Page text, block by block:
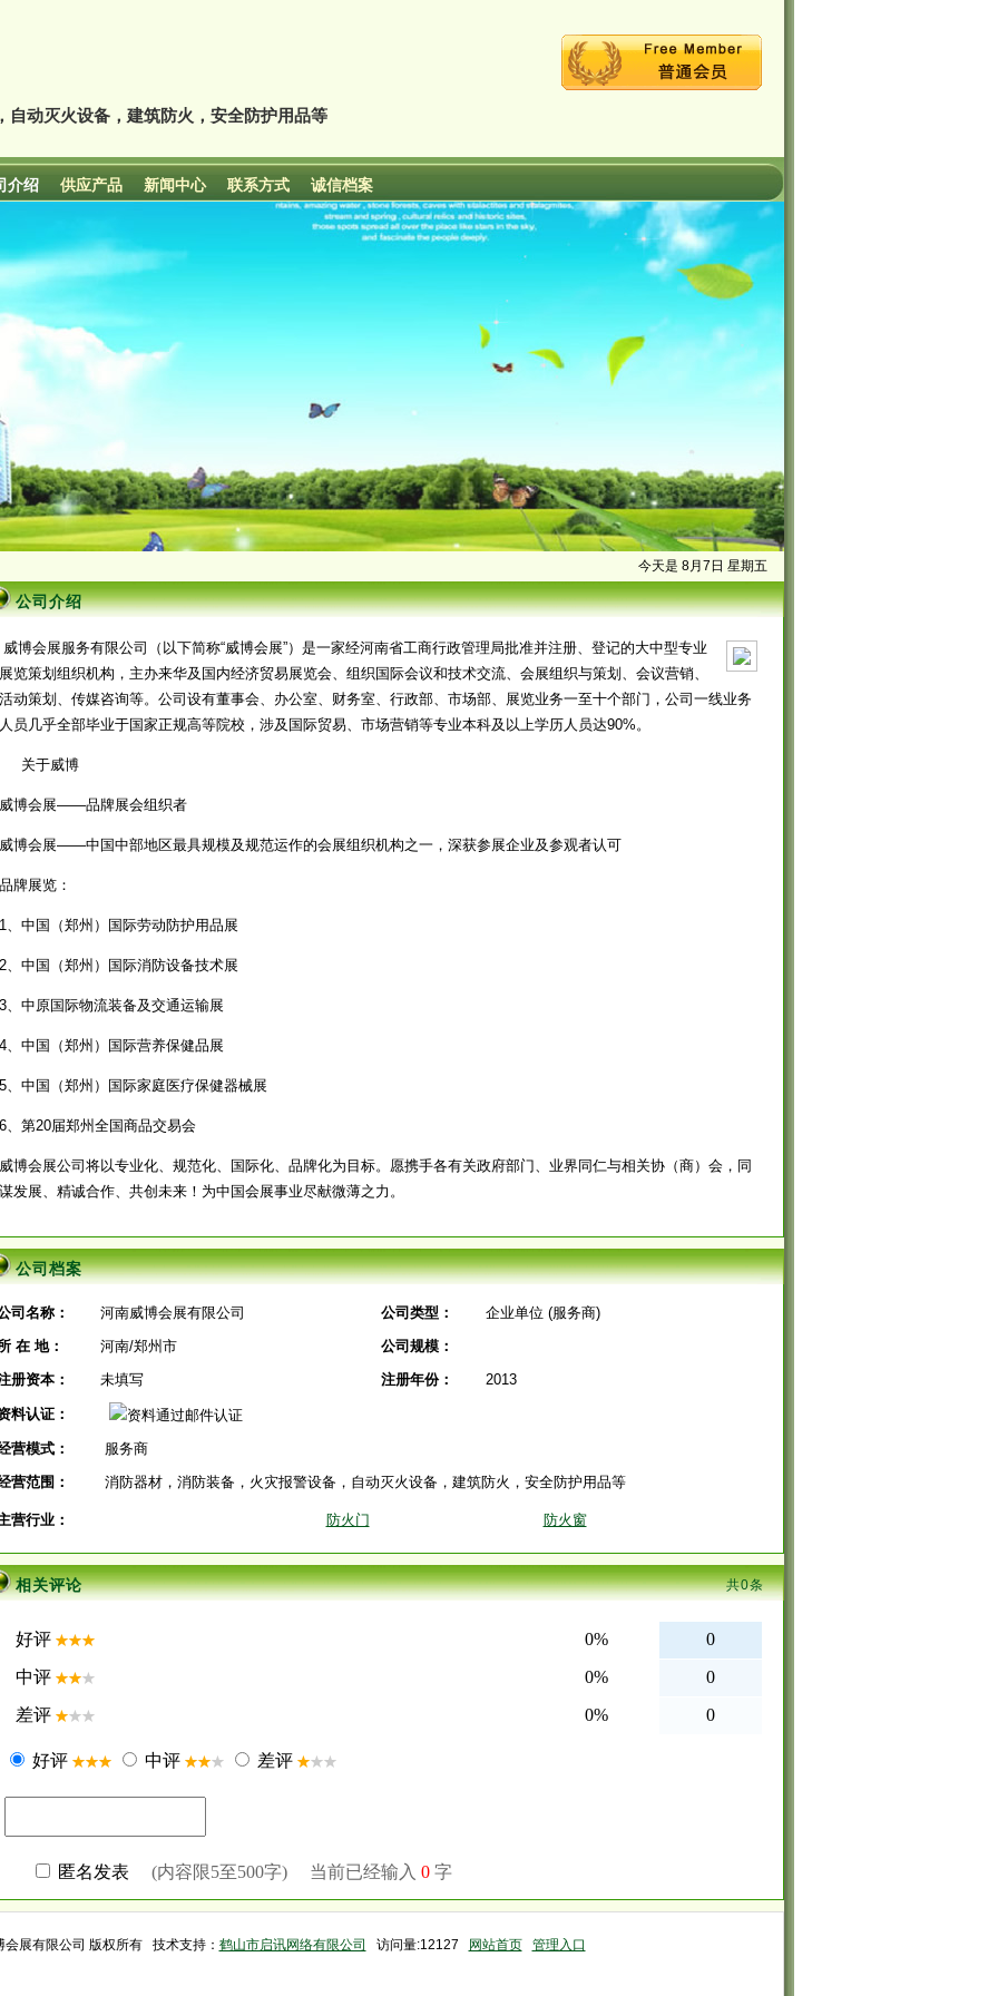
自动灭火设备，建筑防火，安全防护用品等
介绍 供应产品 新闻中心 联系方式 诚信档案
今天是 8月7日 星期五
公司介绍
博会展服务有限公司（以下简称“威博会展”）是一家经河南省工商行政管理局批准并注册、登记的大中型专业
览策划组织机构，主办来华及国内经济贸易展览会、组织国际会议和技术交流、会展组织与策划、会议营销、
动策划、传媒咨询等。公司设有董事会、办公室、财务室、行政部、市场部、展览业务一至十个部门，公司一线业务
员几乎全部毕业于国家正规高等院校，涉及国际贸易、市场营销等专业本科及以上学历人员达90%。
于威博
博会展——品牌展会组织者
博会展——中国中部地区最具规模及规范运作的会展组织机构之一，深获参展企业及参观者认可
牌展览：
、中国（郑州）国际劳动防护用品展
、中国（郑州）国际消防设备技术展
、中原国际物流装备及交通运输展
、中国（郑州）国际营养保健品展
、中国（郑州）国际家庭医疗保健器械展
、第20届郑州全国商品交易会
博会展公司将以专业化、规范化、国际化、品牌化为目标。愿携手各有关政府部门、业界同仁与相关协（商）会，同
发展、精诚合作、共创未来！为中国会展事业尽献微薄之力。
公司档案
司名称： 河南威博会展有限公司 公司类型：
企业单位 (服务商)
在 地：
河南/郑州市
公司规模：
册资本：
未填写 注册年份： 2013
料认证：
营模式：
服务商
营范围：
消防器材，消防装备，火灾报警设备，自动灭火设备，建筑防火，安全防护用品等
营行业： 防火门 防火窗
共0条
相关评论
展有限公司 版权所有 技术支持： 鹤山市启讯网络有限公司 访问量:12127 网站首页 管理入口